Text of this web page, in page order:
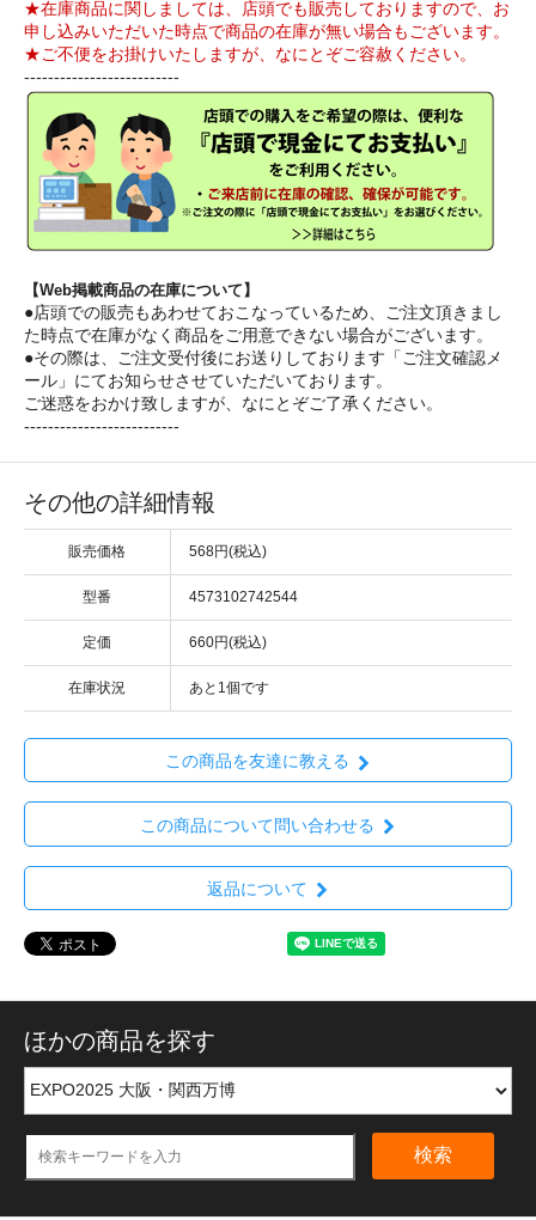
★在庫商品に関しましては、店頭でも販売しておりますので、お
申し込みいただいた時点で商品の在庫が無い場合もございます。
★ご不便をお掛けいたしますが、なにとぞご容赦ください。
--------------------------
【Web掲載商品の在庫について】
●店頭での販売もあわせておこなっているため、ご注文頂きまし
た時点で在庫がなく商品をご用意できない場合がございます。
●その際は、ご注文受付後にお送りしております「ご注文確認メ
ール」にてお知らせさせていただいております。
ご迷惑をおかけ致しますが、なにとぞご了承ください。
--------------------------
その他の詳細情報
販売価格 568円(税込)
型番 4573102742544
定価 660円(税込)
在庫状況 あと1個です
この商品を友達に教える
この商品について問い合わせる
返品について
ほかの商品を探す
検索